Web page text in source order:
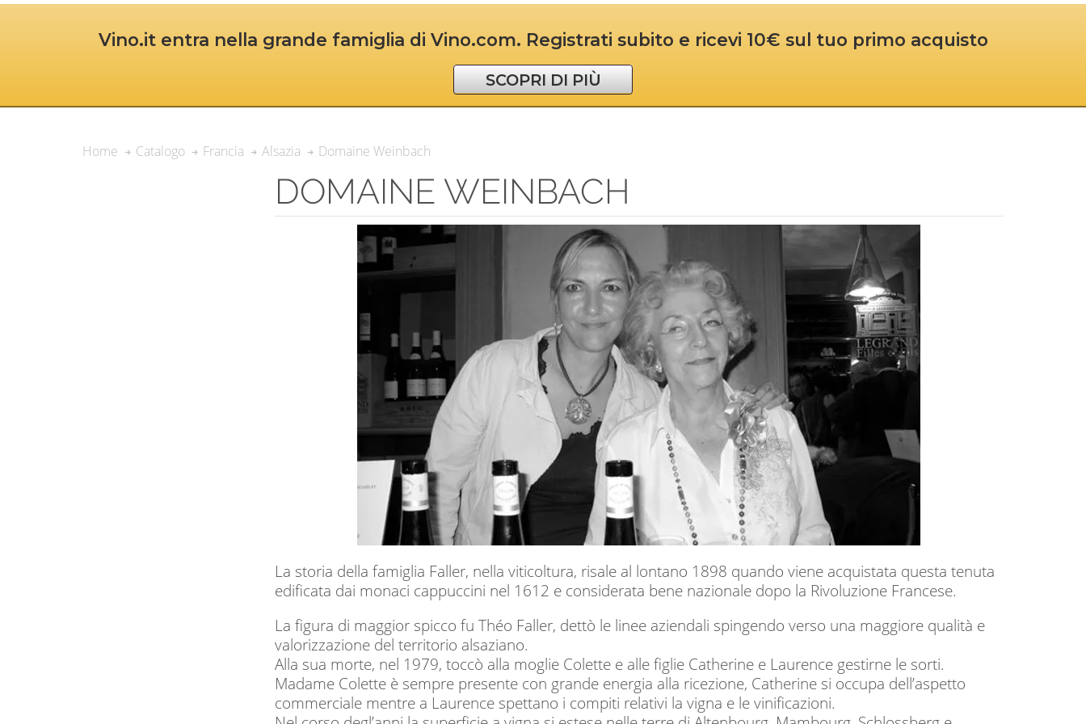
Vino.it entra nella grande famiglia di Vino.com. Registrati subito e ricevi 10€ sul tuo primo acquisto
SCOPRI DI PIÙ
Home Catalogo Francia Alsazia Domaine Weinbach
DOMAINE WEINBACH
La storia della famiglia Faller, nella viticoltura, risale al lontano 1898 quando viene acquistata questa tenuta
edificata dai monaci cappuccini nel 1612 e considerata bene nazionale dopo la Rivoluzione Francese.
La figura di maggior spicco fu Théo Faller, dettò le linee aziendali spingendo verso una maggiore qualità e
valorizzazione del territorio alsaziano.
Alla sua morte, nel 1979, toccò alla moglie Colette e alle figlie Catherine e Laurence gestirne le sorti.
Madame Colette è sempre presente con grande energia alla ricezione, Catherine si occupa dell’aspetto
commerciale mentre a Laurence spettano i compiti relativi la vigna e le vinificazioni.